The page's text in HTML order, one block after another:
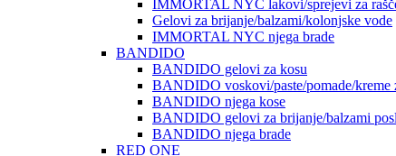
IMMORTAL NYC lakovi/sprejevi za
Gelovi za brijanje/balzami/kolonjske vode
IMMORTAL NYC njega brade
BANDIDO
BANDIDO gelovi za kosu
BANDIDO voskovi/paste/pomade/kreme
BANDIDO njega kose
BANDIDO gelovi za brijanje/balzami
BANDIDO njega brade
RED ONE